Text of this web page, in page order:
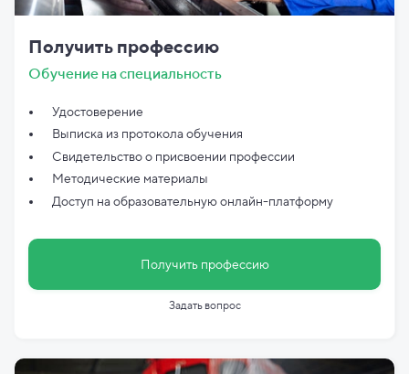
Получить профессию
Обучение на специальность
Удостоверение
Выписка из протокола обучения
Свидетельство о присвоении профессии
Методические материалы
Доступ на образовательную онлайн-платформу
Получить профессию
Задать вопрос